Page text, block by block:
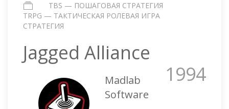
TBS — ПОШАГОВАЯ СТРАТЕГИЯ
TRPG — ТАКТИЧЕСКАЯ РОЛЕВАЯ ИГРА
СТРАТЕГИЯ
Jagged Alliance
1994
Madlab
Software